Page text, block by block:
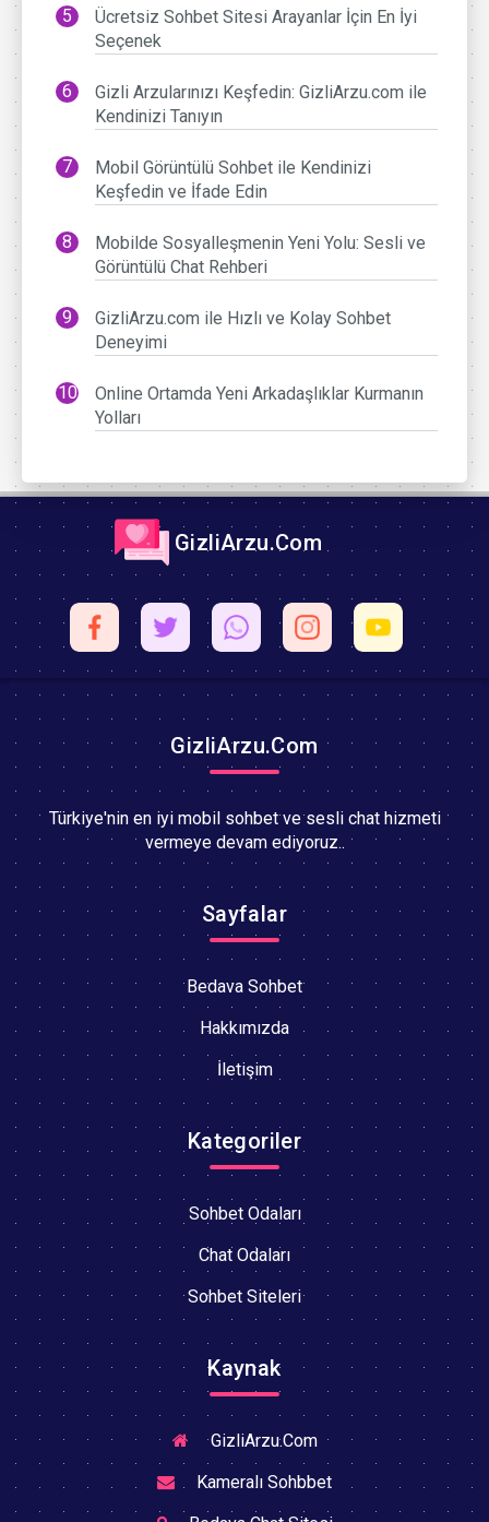
Ücretsiz Sohbet Sitesi Arayanlar İçin En İyi
Seçenek
Gizli Arzularınızı Keşfedin: GizliArzu.com ile
Kendinizi Tanıyın
Mobil Görüntülü Sohbet ile Kendinizi
Keşfedin ve İfade Edin
Mobilde Sosyalleşmenin Yeni Yolu: Sesli ve
Görüntülü Chat Rehberi
GizliArzu.com ile Hızlı ve Kolay Sohbet
Deneyimi
Online Ortamda Yeni Arkadaşlıklar Kurmanın
Yolları
GizliArzu.Com
GizliArzu.Com
Türkiye'nin en iyi mobil sohbet ve sesli chat hizmeti
vermeye devam ediyoruz..
Sayfalar
Bedava Sohbet
Hakkımızda
İletişim
Kategoriler
Sohbet Odaları
Chat Odaları
Sohbet Siteleri
Kaynak
GizliArzu.Com
Kameralı Sohbbet